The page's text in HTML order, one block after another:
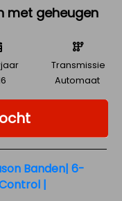
met geheugen
Transmissie
Automaat